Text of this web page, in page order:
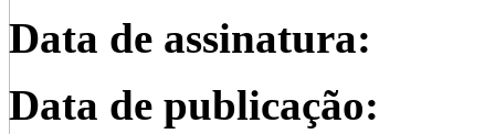
Data de assinatura:
Data de publicação: